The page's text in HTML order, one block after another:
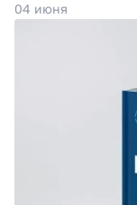
04 июня